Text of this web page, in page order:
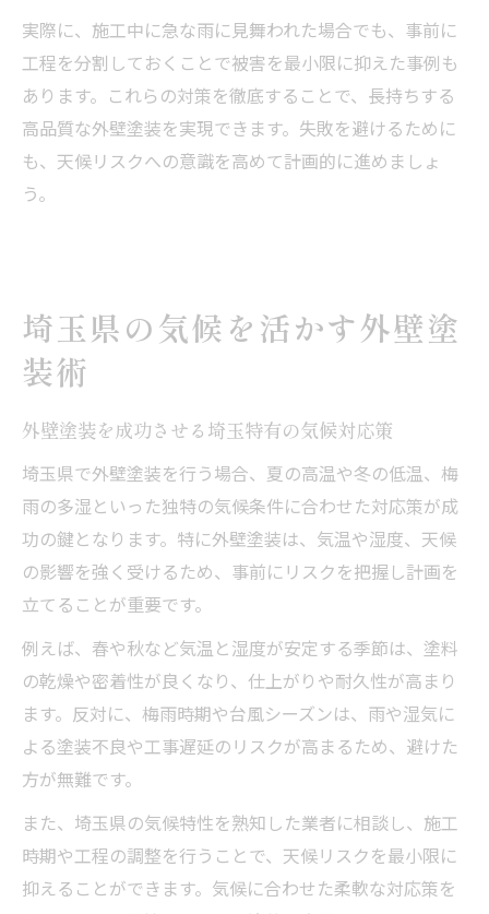
実際に、施工中に急な雨に見舞われた場合でも、事前に
工程を分割しておくことで被害を最小限に抑えた事例も
あります。これらの対策を徹底することで、長持ちする
高品質な外壁塗装を実現できます。失敗を避けるために
も、天候リスクへの意識を高めて計画的に進めましょ
う。
埼玉県の気候を活かす外壁塗
装術
外壁塗装を成功させる埼玉特有の気候対応策
埼玉県で外壁塗装を行う場合、夏の高温や冬の低温、梅
雨の多湿といった独特の気候条件に合わせた対応策が成
功の鍵となります。特に外壁塗装は、気温や湿度、天候
の影響を強く受けるため、事前にリスクを把握し計画を
立てることが重要です。
例えば、春や秋など気温と湿度が安定する季節は、塗料
の乾燥や密着性が良くなり、仕上がりや耐久性が高まり
ます。反対に、梅雨時期や台風シーズンは、雨や湿気に
よる塗装不良や工事遅延のリスクが高まるため、避けた
方が無難です。
また、埼玉県の気候特性を熟知した業者に相談し、施工
時期や工程の調整を行うことで、天候リスクを最小限に
抑えることができます。気候に合わせた柔軟な対応策を